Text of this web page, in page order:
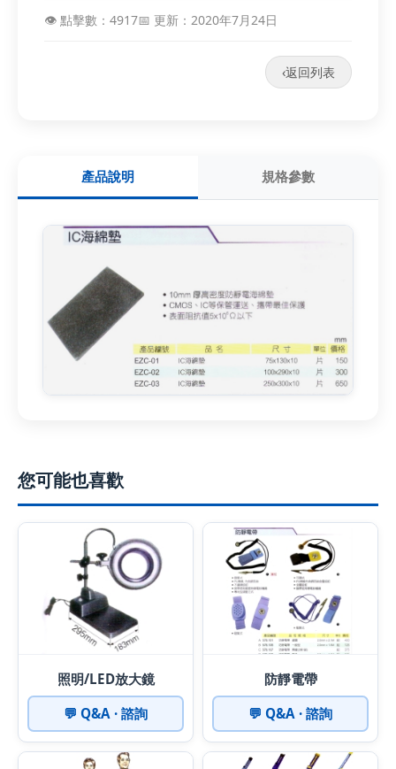
👁️ 點擊數：4917📅 更新：2020年7月24日
‹返回列表
產品說明 規格參數
您可能也喜歡
照明/LED放大鏡
💬 Q&A · 諮詢
防靜電帶
💬 Q&A · 諮詢